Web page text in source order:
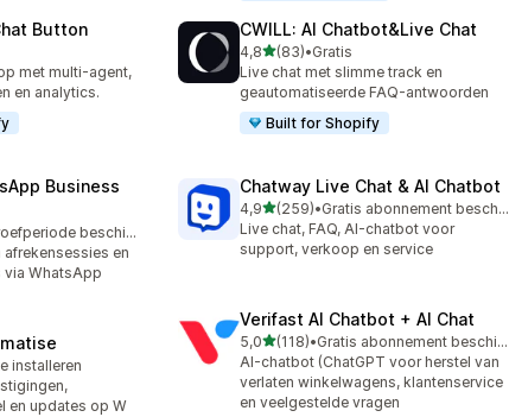
Button
met multi-agent,
en analytics.
CWILL: AI Chatbot&Live Chat
4,8van 5 sterren
(83)
83 recensies in totaal
•Gratis
Live chat met slimme track en
geautomatiseerde FAQ-antwoorden
Built for Shopify
Business
Gratis proefperiode beschikbaar
en
WhatsApp
Chatway Live Chat & AI Chatbot
4,9van 5 sterren
(259)
259 recensies in totaal
•
Gratis abonnement beschikbaar
Live chat, FAQ, AI-chatbot voor
support, verkoop en service
installeren
en updates op W
Verifast AI Chatbot + AI Chat
5,0van 5 sterren
(118)
118 recensies in totaal
•
Gratis abonnement beschikbaar
AI-chatbot (ChatGPT voor herstel van
verlaten winkelwagens, klantenservice
en veelgestelde vragen